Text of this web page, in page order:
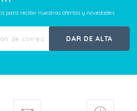
para recibir nuestras ofertas y novedades
DAR DE ALTA